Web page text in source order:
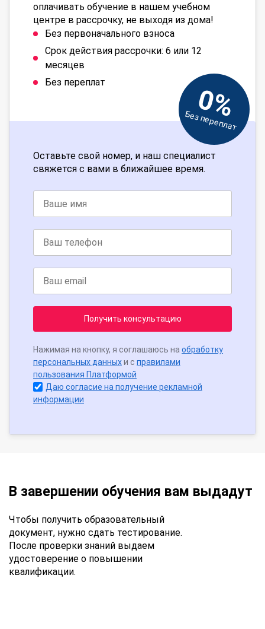
оплачивать обучение в нашем учебном
центре в рассрочку, не выходя из дома!
Без первоначального взноса
Срок действия рассрочки: 6 или 12
месяцев
Без переплат
0%
Без переплат
Оставьте свой номер, и наш специалист
свяжется с вами в ближайшее время.
Получить консультацию
Нажимая на кнопку, я соглашаюсь на обработку
персональных данныхи с правилами
пользования Платформой
Даю согласие на получение рекламной
информации
В завершении обучения вам выдадут
Чтобы получить образовательный
документ, нужно сдать тестирование.
После проверки знаний выдаем
удостоверение о повышении
квалификации.